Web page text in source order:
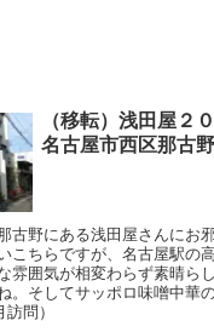
（移転）浅田屋２
名古屋市西区那古野
古野にある浅田屋さんにお邪
こちらですが、名古屋駅の
雰囲気が相変わらず素晴ら
。そしてサッポロ味噌中華
問）